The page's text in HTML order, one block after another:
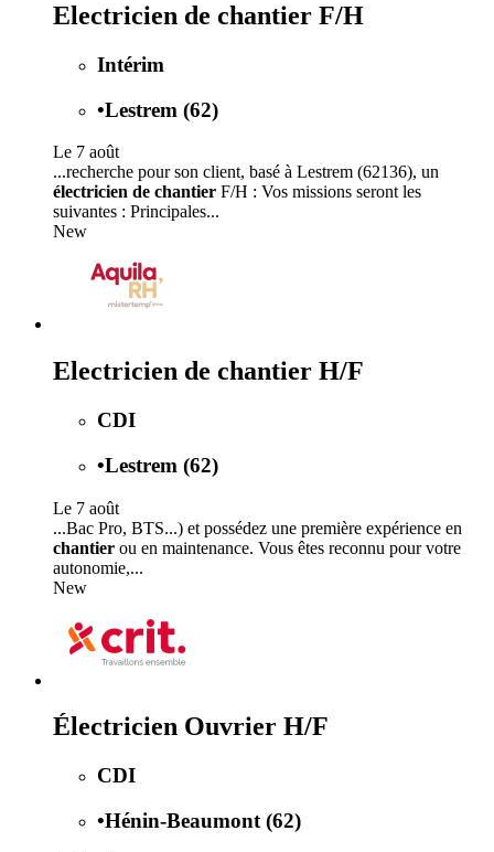
Electricien de chantier F/H
Intérim
•Lestrem (62)
Le 7 août
...recherche pour son client, basé à Lestrem (62136), un
électricien de chantier F/H : Vos missions seront les
suivantes : Principales...
New
Electricien de chantier H/F
CDI
•Lestrem (62)
Le 7 août
...Bac Pro, BTS...) et possédez une première expérience en
chantier ou en maintenance. Vous êtes reconnu pour votre
autonomie,...
New
Électricien Ouvrier H/F
CDI
•Hénin-Beaumont (62)